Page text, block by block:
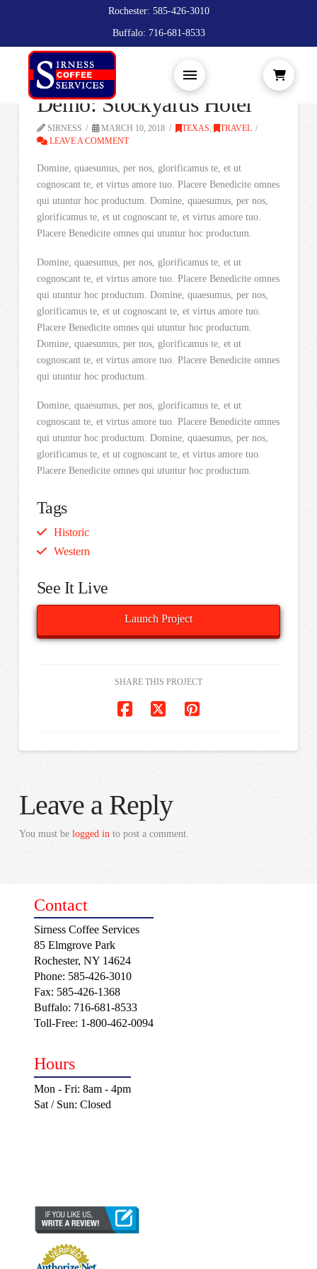
Rochester: 585-426-3010
Buffalo: 716-681-8533
Demo: Stockyards Hotel
SIRNESS MARCH 10, 2018 TEXAS,
TRAVEL
LEAVE A COMMENT
Domine, quaesumus, per nos, glorificamus te, et ut
cognoscant te, et virtus amore tuo. Placere Benedicite omnes
qui utuntur hoc productum. Domine, quaesumus, per nos,
glorificamus te, et ut cognoscant te, et virtus amore tuo.
Placere Benedicite omnes qui utuntur hoc productum.
Domine, quaesumus, per nos, glorificamus te, et ut
cognoscant te, et virtus amore tuo. Placere Benedicite omnes
qui utuntur hoc productum. Domine, quaesumus, per nos,
glorificamus te, et ut cognoscant te, et virtus amore tuo.
Placere Benedicite omnes qui utuntur hoc productum.
Domine, quaesumus, per nos, glorificamus te, et ut
cognoscant te, et virtus amore tuo. Placere Benedicite omnes
qui utuntur hoc productum.
Domine, quaesumus, per nos, glorificamus te, et ut
cognoscant te, et virtus amore tuo. Placere Benedicite omnes
qui utuntur hoc productum. Domine, quaesumus, per nos,
glorificamus te, et ut cognoscant te, et virtus amore tuo.
Placere Benedicite omnes qui utuntur hoc productum.
Tags
Historic
Western
See It Live
Launch Project
SHARE THIS PROJECT
Leave a Reply
You must be logged into post a comment.
Contact
Sirness Coffee Services
85 Elmgrove Park
Rochester, NY 14624
Phone: 585-426-3010
Fax: 585-426-1368
Buffalo: 716-681-8533
Toll-Free: 1-800-462-0094
Hours
Mon - Fri: 8am - 4pm
Sat / Sun: Closed